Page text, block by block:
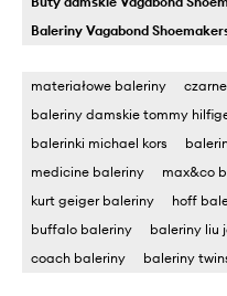
Baleriny Vagabond
materiałowe baleriny
baleriny damskie tommy
balerinki michael kors
medicine baleriny
max&co
kurt geiger baleriny
hoff
buffalo baleriny
baleriny liu
coach baleriny
baleriny